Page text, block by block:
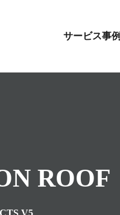
サービス事例
ROOF
V5